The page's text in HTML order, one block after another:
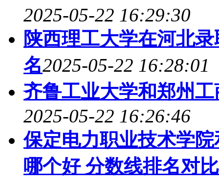
2025-05-22 16:29:30
陕西理工大学在河北
名2025-05-22 16:28:01
齐鲁工业大学和郑州
2025-05-22 16:26:46
保定电力职业技术学
哪个好 分数线排名对比